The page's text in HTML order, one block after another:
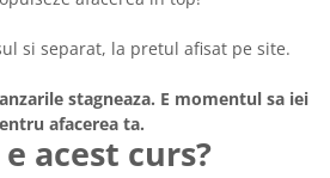
si separat, la pretul afisat pe site.
stagneaza. E momentul sa iei
afacerea ta.
acest curs?